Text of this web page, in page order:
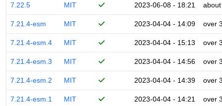
7.22.5 MIT 2023-06-08 - 18:21
7.21.4-esm MIT 2023-04-04 - 14:09 over
7.21.4-esm.4 MIT 2023-04-04 - 15:13 over
7.21.4-esm.3 MIT 2023-04-04 - 14:56 over
7.21.4-esm.2 MIT 2023-04-04 - 14:39 over
7.21.4-esm.1 MIT 2023-04-04 - 14:21 over